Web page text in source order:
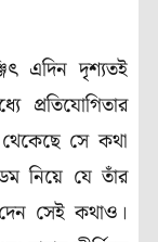
এদিন দৃশ্যতই
প্রতিযোগিতার
সে কথা
নিয়ে যে তাঁর
সেই কথাও।